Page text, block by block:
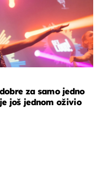
za samo jedno
još jednom oživio